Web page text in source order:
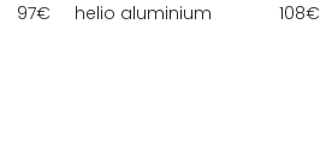
97€ helio aluminium 108€